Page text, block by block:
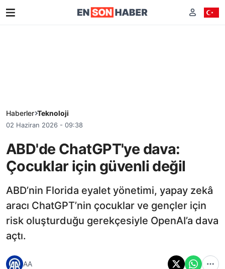
Haberler Teknoloji
02 Haziran 2026 - 09:38
ABD'de ChatGPT'ye dava:
Çocuklar için güvenli değil
ABD’nin Florida eyalet yönetimi, yapay zekâ
aracı ChatGPT’nin çocuklar ve gençler için
risk oluşturduğu gerekçesiyle OpenAI’a dava
açtı.
AA